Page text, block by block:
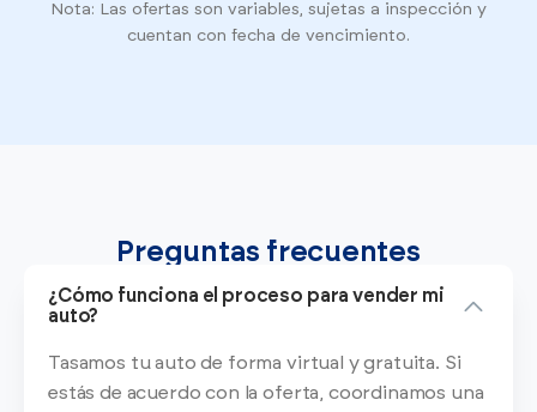
Nota: Las ofertas son variables, sujetas a inspección y
cuentan con fecha de vencimiento.
Preguntas frecuentes
¿Cómo funciona el proceso para vender mi
auto?
Tasamos tu auto de forma virtual y gratuita. Si
estás de acuerdo con la oferta, coordinamos una